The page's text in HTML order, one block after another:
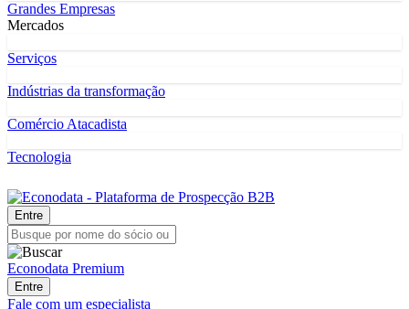
Grandes Empresas
Mercados
Serviços
Indústrias da transformação
Comércio Atacadista
Tecnologia
Entre
Econodata Premium
Entre
Fale com um especialista